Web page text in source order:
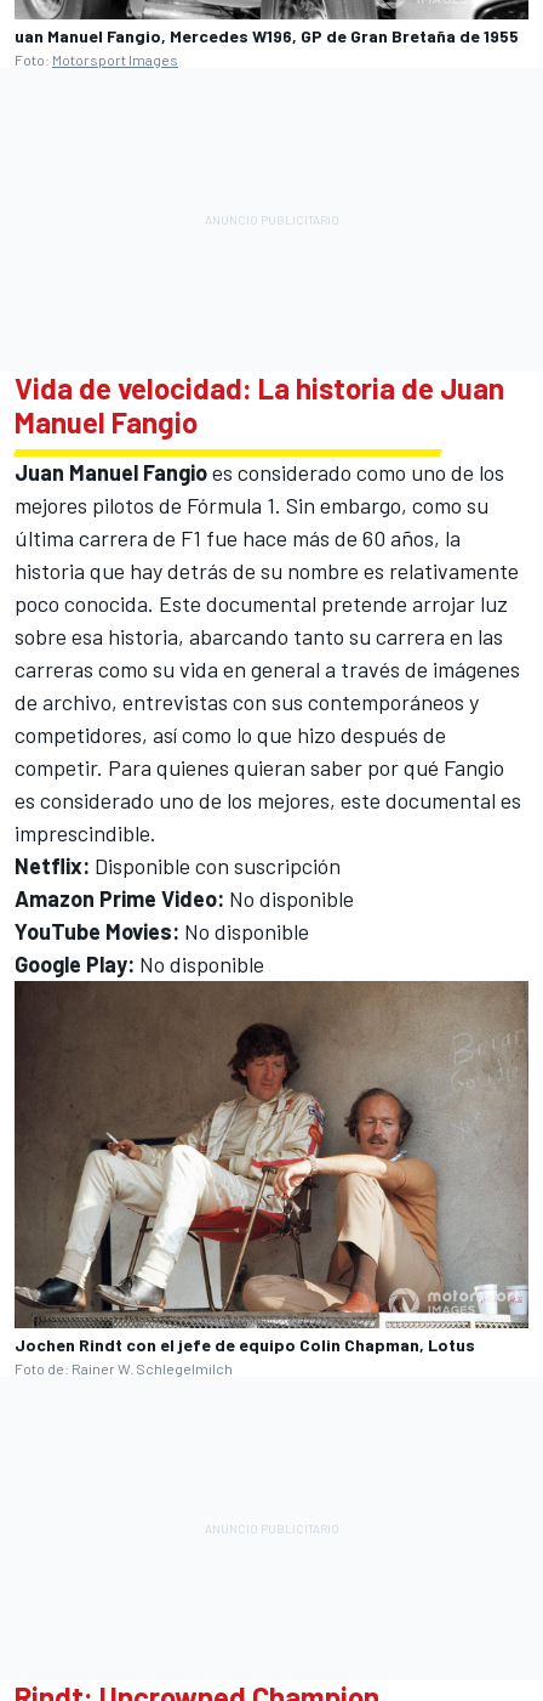
uan Manuel Fangio, Mercedes W196, GP de Gran Bretaña de 1955
Foto: Motorsport Images
Vida de velocidad: La historia de Juan
Manuel Fangio
Juan Manuel Fangioes considerado como uno de los
mejores pilotos de Fórmula 1. Sin embargo, como su
última carrera de F1 fue hace más de 60 años, la
historia que hay detrás de su nombre es relativamente
poco conocida. Este documental pretende arrojar luz
sobre esa historia, abarcando tanto su carrera en las
carreras como su vida en general a través de imágenes
de archivo, entrevistas con sus contemporáneos y
competidores, así como lo que hizo después de
competir. Para quienes quieran saber por qué Fangio
es considerado uno de los mejores, este documental es
imprescindible.
Netflix: Disponible con suscripción
Amazon Prime Video: No disponible
YouTube Movies: No disponible
Google Play: No disponible
Jochen Rindt con el jefe de equipo Colin Chapman, Lotus
Foto de: Rainer W. Schlegelmilch